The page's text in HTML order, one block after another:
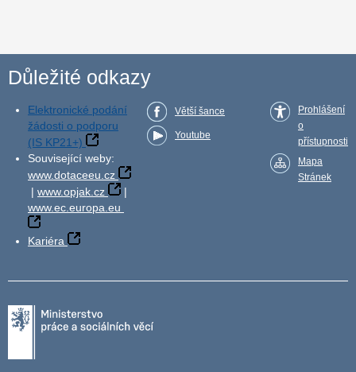
Důležité odkazy
Elektronické podání
žádosti o podporu
(IS KP21+)
Související weby:
www.dotaceeu.cz
| www.opjak.cz
|
www.ec.europa.eu
Kariéra
Větší šance
Youtube
Prohlášení
o
přístupnosti
Mapa
Stránek